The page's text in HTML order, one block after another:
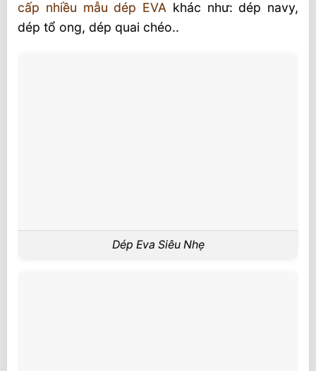
cấp nhiều mẫu dép EVA khác như: dép navy,
dép tổ ong, dép quai chéo..
Dép Eva Siêu Nhẹ